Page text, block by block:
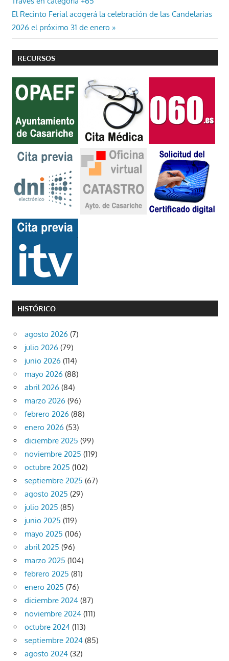
de
entradas
Entrada
siguiente:
El Recinto Ferial acogerá la celebración de las Candelarias
2026 el próximo 31 de enero
RECURSOS
HISTÓRICO
agosto 2026 (7)
julio 2026 (79)
junio 2026 (114)
mayo 2026 (88)
abril 2026 (84)
marzo 2026 (96)
febrero 2026 (88)
enero 2026 (53)
diciembre 2025 (99)
noviembre 2025 (119)
octubre 2025 (102)
septiembre 2025 (67)
agosto 2025 (29)
julio 2025 (85)
junio 2025 (119)
mayo 2025 (106)
abril 2025 (96)
marzo 2025 (104)
febrero 2025 (81)
enero 2025 (76)
diciembre 2024 (87)
noviembre 2024 (111)
octubre 2024 (113)
septiembre 2024 (85)
agosto 2024 (32)